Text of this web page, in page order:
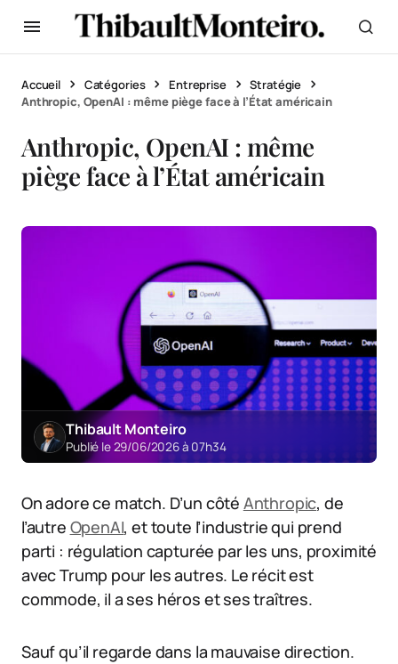
Accueil Catégories Entreprise
Stratégie
Anthropic, OpenAI : même piège face à l’État américain
Anthropic, OpenAI : même
piège face à l’État américain
Thibault Monteiro
Publié le 29/06/2026 à 07h34
On adore ce match. D’un côté Anthropic, de
l’autre OpenAI, et toute l’industrie qui prend
parti : régulation capturée par les uns, proximité
avec Trump pour les autres. Le récit est
commode, il a ses héros et ses traîtres.
Sauf qu’il regarde dans la mauvaise direction.